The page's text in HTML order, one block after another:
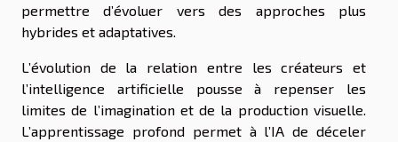
permettre d’évoluer vers des approches plus
hybrides et adaptatives.
L’évolution de la relation entre les créateurs et
l’intelligence artificielle pousse à repenser les
limites de l’imagination et de la production visuelle.
L’apprentissage profond permet à l’IA de déceler